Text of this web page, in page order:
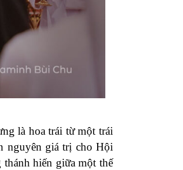
là hoa trái từ một trái
nguyên giá trị cho Hội
hiến giữa một thế